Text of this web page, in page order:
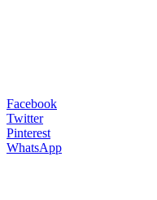
Facebook
Twitter
Pinterest
WhatsApp